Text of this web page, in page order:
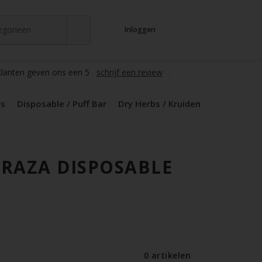
Inloggen
geven ons een 5 schrijf een review
Disposable / Puff Bar Dry Herbs / Kruiden
DISPOSABLE
0 artikelen